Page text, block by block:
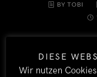
BY TOBI
DIESE
Wir nutzen